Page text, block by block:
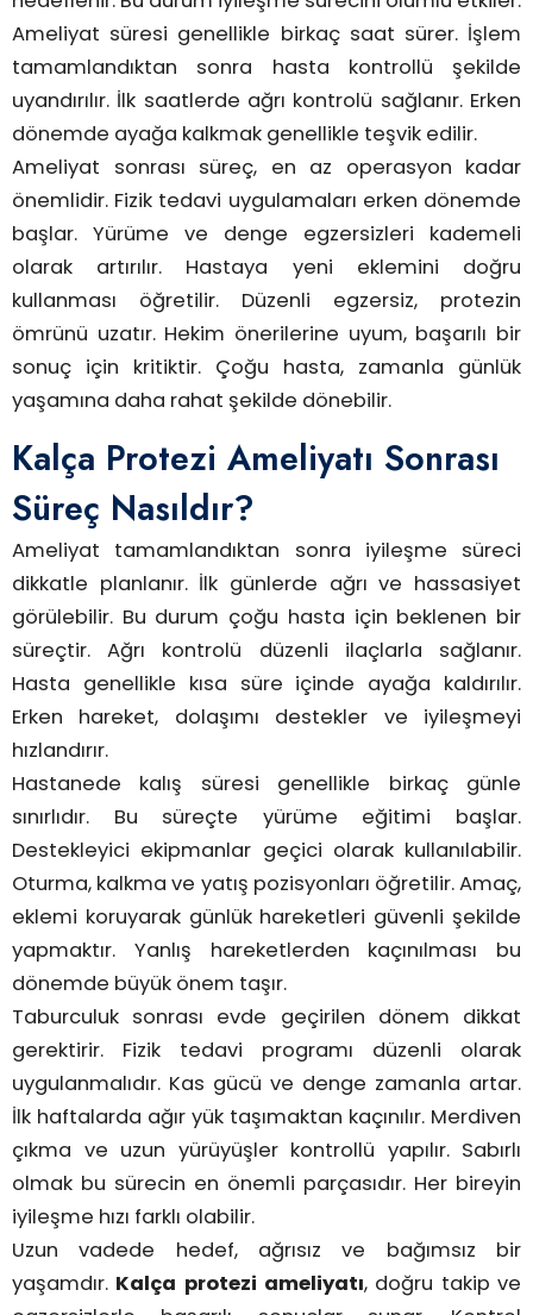
Ameliyat süresi genellikle birkaç saat sürer. İşlem
tamamlandıktan sonra hasta kontrollü şekilde
uyandırılır. İlk saatlerde ağrı kontrolü sağlanır. Erken
dönemde ayağa kalkmak genellikle teşvik edilir.
Ameliyat sonrası süreç, en az operasyon kadar
önemlidir. Fizik tedavi uygulamaları erken dönemde
başlar. Yürüme ve denge egzersizleri kademeli
olarak artırılır. Hastaya yeni eklemini doğru
kullanması öğretilir. Düzenli egzersiz, protezin
ömrünü uzatır. Hekim önerilerine uyum, başarılı bir
sonuç için kritiktir. Çoğu hasta, zamanla günlük
yaşamına daha rahat şekilde dönebilir.
Kalça Protezi Ameliyatı Sonrası
Süreç Nasıldır?
Ameliyat tamamlandıktan sonra iyileşme süreci
dikkatle planlanır. İlk günlerde ağrı ve hassasiyet
görülebilir. Bu durum çoğu hasta için beklenen bir
süreçtir. Ağrı kontrolü düzenli ilaçlarla sağlanır.
Hasta genellikle kısa süre içinde ayağa kaldırılır.
Erken hareket, dolaşımı destekler ve iyileşmeyi
hızlandırır.
Hastanede kalış süresi genellikle birkaç günle
sınırlıdır. Bu süreçte yürüme eğitimi başlar.
Destekleyici ekipmanlar geçici olarak kullanılabilir.
Oturma, kalkma ve yatış pozisyonları öğretilir. Amaç,
eklemi koruyarak günlük hareketleri güvenli şekilde
yapmaktır. Yanlış hareketlerden kaçınılması bu
dönemde büyük önem taşır.
Taburculuk sonrası evde geçirilen dönem dikkat
gerektirir. Fizik tedavi programı düzenli olarak
uygulanmalıdır. Kas gücü ve denge zamanla artar.
İlk haftalarda ağır yük taşımaktan kaçınılır. Merdiven
çıkma ve uzun yürüyüşler kontrollü yapılır. Sabırlı
olmak bu sürecin en önemli parçasıdır. Her bireyin
iyileşme hızı farklı olabilir.
Uzun vadede hedef, ağrısız ve bağımsız bir
yaşamdır. Kalça protezi ameliyatı, doğru takip ve